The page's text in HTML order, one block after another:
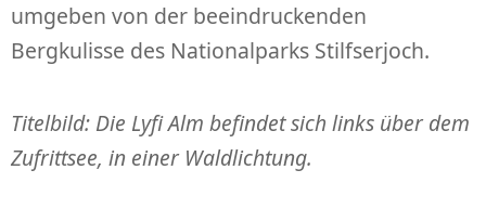
umgeben von der beeindruckenden
Bergkulisse des Nationalparks Stilfserjoch.
Titelbild: Die Lyfi Alm befindet sich links über dem
Zufrittsee, in einer Waldlichtung.